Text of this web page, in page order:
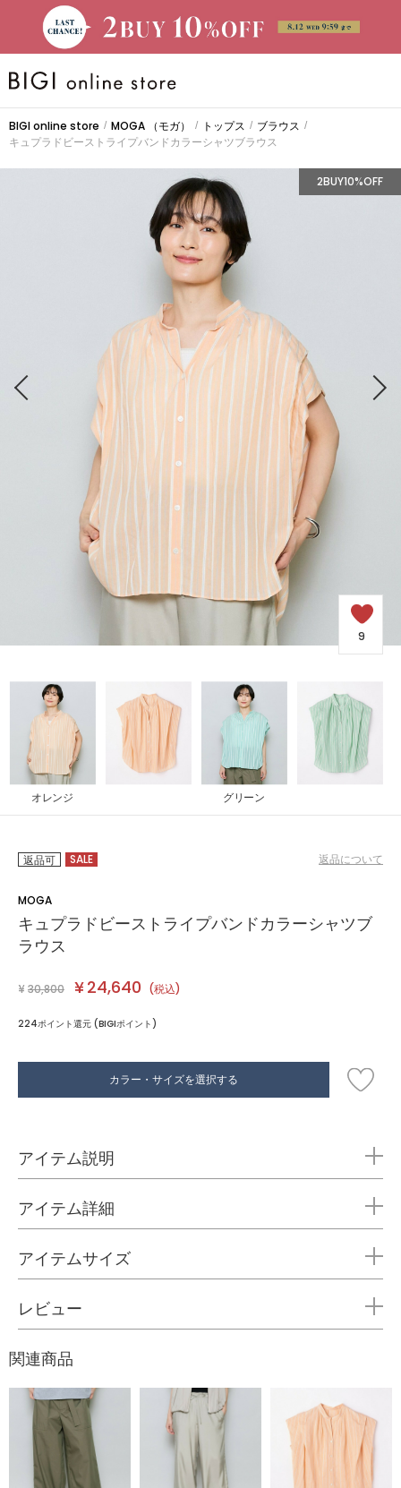
BRAND
大きいサイズ
SALE
COORDINATE
JOURNAL
OUTLET
BIGI online store / MOGA （モガ） / トップス / ブラウス /
キュプラドビーストライプバンドカラーシャツブラウス
2BUY10%OFF
9
オレンジ グリーン
返品可 SALE 返品について
MOGA
キュプラドビーストライプバンドカラーシャツブ
ラウス
¥ 30,800 ¥24,640 (税込)
224ポイント還元 (BIGIポイント)
カラー・サイズを選択する
アイテム説明
アイテム詳細
アイテムサイズ
レビュー
関連商品